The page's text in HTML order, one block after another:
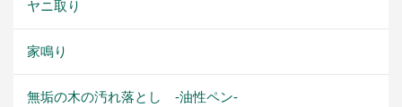
ヤニ取り
家鳴り
無垢の木の汚れ落とし -油性ペン-